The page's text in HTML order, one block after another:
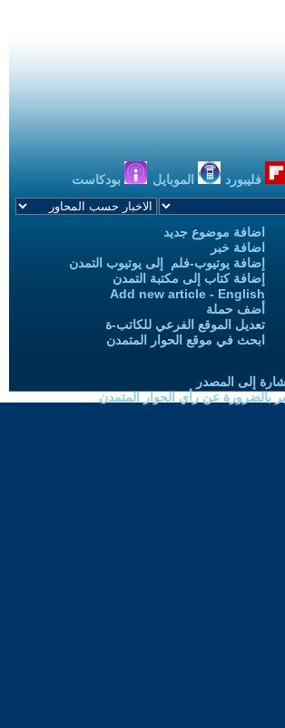
فليبورد الموبايل بودكاست
اضافة موضوع جديد
اضافة خبر
إضافة يوتيوب-فلم إلى يوتيوب التمدن
إضافة كتاب إلى مكتبة التمدن
Add new article - English
أضف حملة
تعديل الموقع الفرعي للكاتب-ة
ابحث في موقع الحوار المتمدن
إلى المصدر
بالضرورة عن رأي الحوار المتمدن